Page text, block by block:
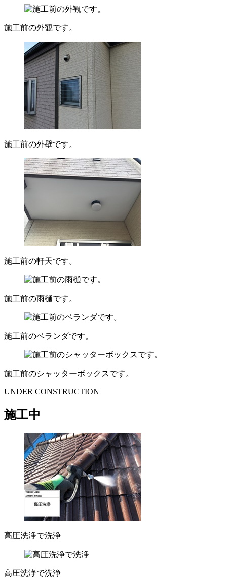
施工前の外観です。
施工前の外壁です。
施工前の軒天です。
施工前の雨樋です。
施工前のベランダです。
施工前のシャッターボックスです。
UNDER CONSTRUCTION
施工中
高圧洗浄で洗浄
高圧洗浄で洗浄